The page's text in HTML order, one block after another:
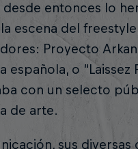
entonces lo
escena del
Proyecto
o “Laissez
con un selecto
de arte.
sus